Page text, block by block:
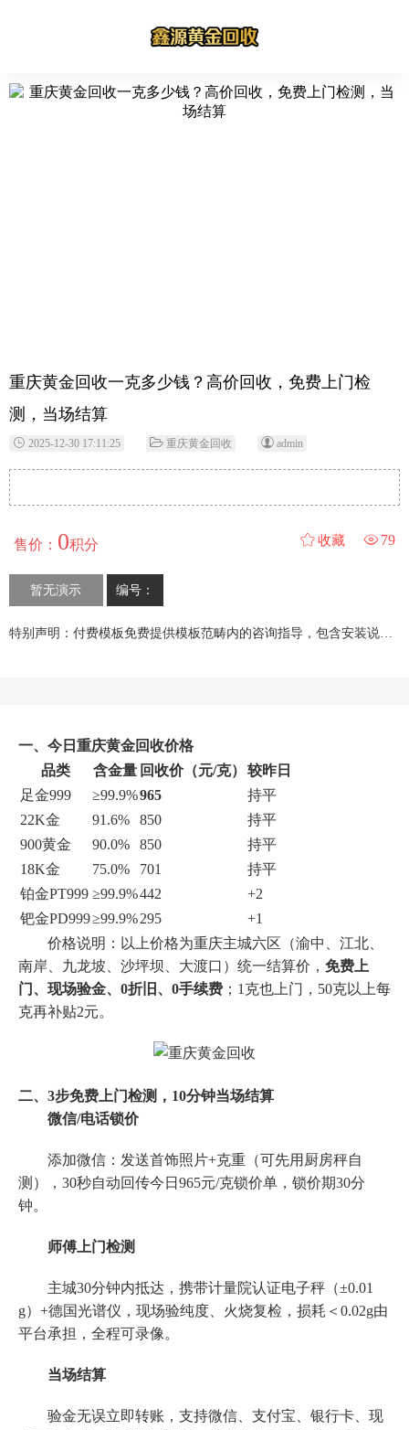
重庆黄金回收一克多少钱？高价回收，免费上门检
测，当场结算
2025-12-30 17:11:25 重庆黄金回收 admin
售价： 0积分 79
收藏
暂无演示 编号：
特别声明：付费模板免费提供模板范畴内的咨询指导，包含安装说明文档； 支持付费安装、修改、定制等增值服务。
一、今日重庆黄金回收价格
品类
含金量 回收价（元/克）
较昨日
足金999
≥99.9%965
持平
22K金
91.6% 850
持平
900黄金
90.0% 850
持平
18K金
75.0% 701
持平
铂金PT999 ≥99.9%442
+2
钯金PD999≥99.9%295
+1
价格说明：以上价格为重庆主城六区（渝中、江北、
南岸、九龙坡、沙坪坝、大渡口）统一结算价， 免费上
门、现场验金、0折旧、0手续费 ；1克也上门，50克以上每
克再补贴2元。
二、3步免费上门检测，10分钟当场结算
微信/电话锁价
添加微信：发送首饰照片+克重（可先用厨房秤自
测），30秒自动回传今日965元/克锁价单，锁价期30分
钟。
师傅上门检测
主城30分钟内抵达，携带计量院认证电子秤（±0.01
g）+德国光谱仪，现场验纯度、火烧复检，损耗＜0.02g由
平台承担，全程可录像。
当场结算
验金无误立即转账，支持微信、支付宝、银行卡、现